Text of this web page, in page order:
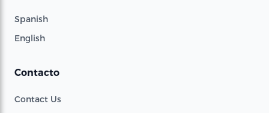
Spanish
English
Contacto
Contact Us